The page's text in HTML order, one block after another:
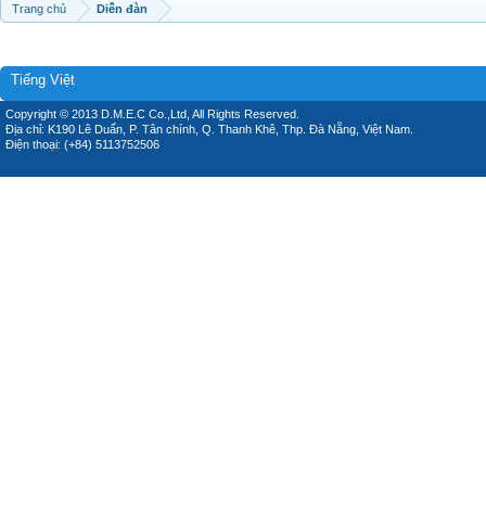
Trang chủ Diễn đàn
Tiếng Việt
Copyright © 2013 D.M.E.C Co.,Ltd, All Rights Reserved.
Địa chỉ: K190 Lê Duẩn, P. Tân chính, Q. Thanh Khê, Thp. Đà Nẵng, Việt Nam.
Điện thoại: (+84) 5113752506